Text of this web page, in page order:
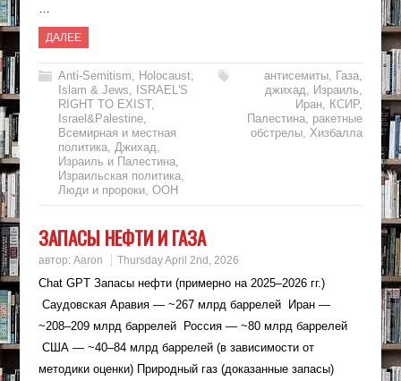
…
ДАЛЕЕ
Anti-Semitism, Holocaust,
Islam & Jews,
ISRAEL'S
RIGHT TO EXIST,
Israel&Palestine,
Всемирная и местная
политика, Джихад,
Израиль и Палестина,
Израильская политика,
Люди и пророки, ООН
антисемиты, Газа,
джихад, Израиль,
Иран, КСИР,
Палестина, ракетные
обстрелы,Хизбалла
ЗАПАСЫ НЕФТИ И ГАЗА
автор: Aaron Thursday April 2nd, 2026
Chat GPT Запасы нефти (примерно на 2025–2026 гг.)
Саудовская Аравия — ~267 млрд баррелей Иран —
~208–209 млрд баррелей Россия — ~80 млрд баррелей
США — ~40–84 млрд баррелей (в зависимости от
методики оценки) Природный газ (доказанные запасы)